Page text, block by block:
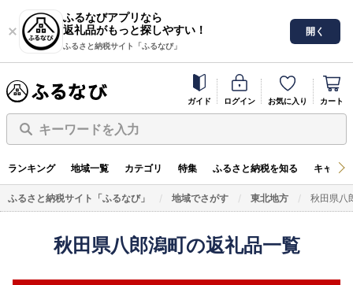
ふるなびアプリなら
返礼品がもっと探しやすい！
ふるさと納税サイト「ふるなび」
開く
ガイド ログイン お気に入り カート
キーワードを入力
ランキング 地域一覧 カテゴリ 特集 ふるさと納税を知る キャン
ふるさと納税サイト「ふるなび」 地域でさがす 東北地方 秋田県八
秋田県八郎潟町の返礼品一覧